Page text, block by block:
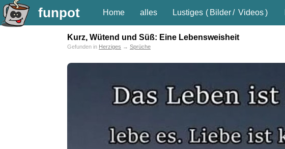
funpot Home alles Lustiges ( Bilder/ Videos)
Kurz, Wütend und Süß: Eine Lebensweisheit
Gefunden in Herziges → Sprüche